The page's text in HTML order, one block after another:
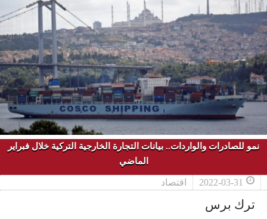
نمو للصادرات والواردات.. بيانات التجارة الخارجية التركية خلال فبراير
الماضي
2022-03-31 اقتصاد
ترك برس